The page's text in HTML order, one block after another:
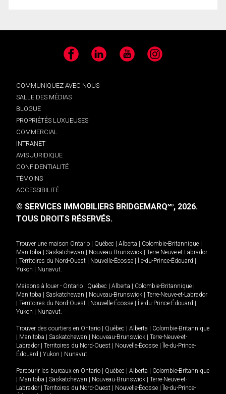
Facebook LinkedIn YouTube Instagram
COMMUNIQUEZ AVEC NOUS
SALLE DES MÉDIAS
BLOGUE
PROPRIÉTÉS LUXUEUSES
COMMERCIAL
INTRANET
AVIS JURIDIQUE
CONFIDENTIALITÉ
TÉMOINS
ACCESSIBILITÉ
© SERVICES IMMOBILIERS BRIDGEMARQMD, 2026.
TOUS DROITS RÉSERVÉS.
Trouver une maison Ontario Québec Alberta Colombie-Britannique
Manitoba
Saskatchewan Nouveau-Brunswick
Terre-Neuve-et-Labrador
Territoires du Nord-Ouest Nouvelle-Écosse Île-du-Prince-Édouard
Yukon
Nunavut.
Maisons à louer - Ontario Québec Alberta Colombie-Britannique
Manitoba
Saskatchewan Nouveau-Brunswick
Terre-Neuve-et-Labrador
Territoires du Nord-Ouest Nouvelle-Écosse Île-du-Prince-Édouard
Yukon
Nunavut.
Trouver des courtiers en Ontario Québec Alberta
Colombie-Britannique
Manitoba Saskatchewan Nouveau-Brunswick
Terre-Neuve-et-
Labrador
Territoires du Nord-Ouest Nouvelle-Écosse
Île-du-Prince-
Édouard
Yukon Nunavut
Parcourir les bureaux en Ontario Québec Alberta
Colombie-Britannique
Manitoba Saskatchewan Nouveau-Brunswick
Terre-Neuve-et-
Labrador
Territoires du Nord-Ouest Nouvelle-Écosse
Île-du-Prince-